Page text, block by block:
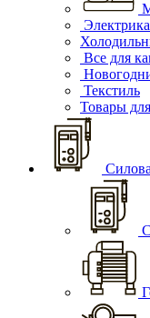
Все для
Текстиль
Товары